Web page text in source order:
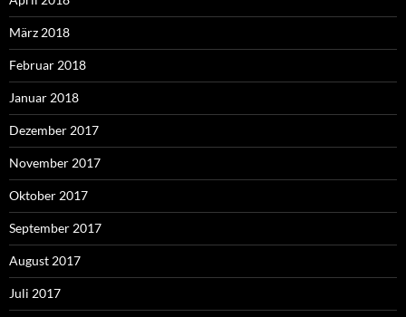
März 2018
Februar 2018
Januar 2018
Dezember 2017
November 2017
Oktober 2017
September 2017
August 2017
Juli 2017